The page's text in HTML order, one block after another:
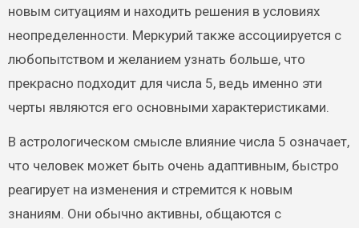
новым ситуациям и находить решения в условиях
неопределенности. Меркурий также ассоциируется с
любопытством и желанием узнать больше, что
прекрасно подходит для числа 5, ведь именно эти
черты являются его основными характеристиками.
В астрологическом смысле влияние числа 5 означает,
что человек может быть очень адаптивным, быстро
реагирует на изменения и стремится к новым
знаниям. Они обычно активны, общаются с